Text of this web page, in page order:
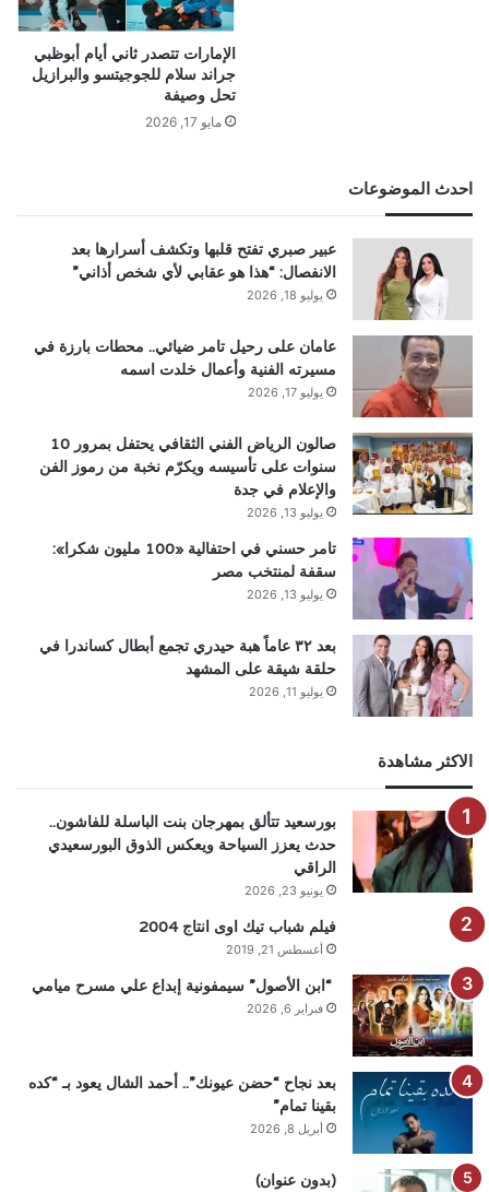
الإمارات تتصدر ثاني أيام أبوظبي
جراند سلام للجوجيتسو والبرازيل
تحل وصيفة
مايو 17, 2026
احدث الموضوعات
عبير صبري تفتح قلبها وتكشف أسرارها بعد
الانفصال: “هذا هو عقابي لأي شخص أذاني”
يوليو 18, 2026
عامان على رحيل تامر ضيائي.. محطات بارزة في
مسيرته الفنية وأعمال خلدت اسمه
يوليو 17, 2026
صالون الرياض الفني الثقافي يحتفل بمرور 10
سنوات على تأسيسه ويكرّم نخبة من رموز الفن
والإعلام في جدة
يوليو 13, 2026
تامر حسني في احتفالية «100 مليون شكرا»:
سقفة لمنتخب مصر
يوليو 13, 2026
بعد ٣٢ عاماً هبة حيدري تجمع أبطال كساندرا في
حلقة شيقة على المشهد
يوليو 11, 2026
الاكثر مشاهدة
بورسعيد تتألق بمهرجان بنت الباسلة للفاشون..
حدث يعزز السياحة ويعكس الذوق البورسعيدي
الراقي
يونيو 23, 2026
فيلم شباب تيك اوى انتاج 2004
أغسطس 21, 2019
“ابن الأصول” سيمفونية إبداع علي مسرح ميامي
فبراير 6, 2026
بعد نجاح “حضن عيونك”.. أحمد الشال يعود بـ “كده
بقينا تمام”
أبريل 8, 2026
(بدون عنوان)